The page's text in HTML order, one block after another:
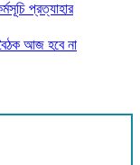
প্রত্যাহার
আজ হবে না